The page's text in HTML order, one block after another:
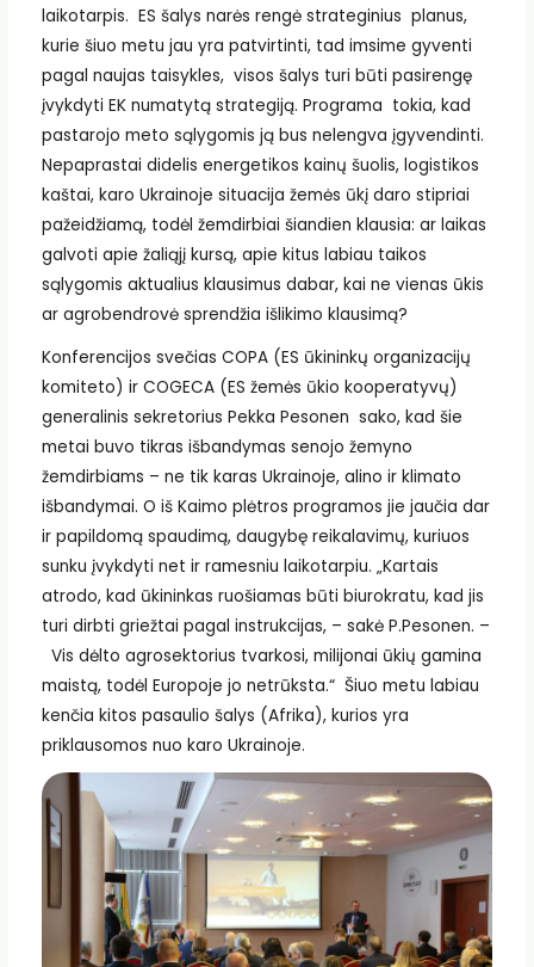
laikotarpis. ES šalys narės rengė strateginius planus,
kurie šiuo metu jau yra patvirtinti, tad imsime gyventi
pagal naujas taisykles, visos šalys turi būti pasirengę
įvykdyti EK numatytą strategiją. Programa tokia, kad
pastarojo meto sąlygomis ją bus nelengva įgyvendinti.
Nepaprastai didelis energetikos kainų šuolis, logistikos
kaštai, karo Ukrainoje situacija žemės ūkį daro stipriai
pažeidžiamą, todėl žemdirbiai šiandien klausia: ar laikas
galvoti apie žaliąjį kursą, apie kitus labiau taikos
sąlygomis aktualius klausimus dabar, kai ne vienas ūkis
ar agrobendrovė sprendžia išlikimo klausimą?
Konferencijos svečias COPA (ES ūkininkų organizacijų
komiteto) ir COGECA (ES žemės ūkio kooperatyvų)
generalinis sekretorius Pekka Pesonen sako, kad šie
metai buvo tikras išbandymas senojo žemyno
žemdirbiams – ne tik karas Ukrainoje, alino ir klimato
išbandymai. O iš Kaimo plėtros programos jie jaučia dar
ir papildomą spaudimą, daugybę reikalavimų, kuriuos
sunku įvykdyti net ir ramesniu laikotarpiu. „Kartais
atrodo, kad ūkininkas ruošiamas būti biurokratu, kad jis
turi dirbti griežtai pagal instrukcijas, – sakė P.Pesonen. –
Vis dėlto agrosektorius tvarkosi, milijonai ūkių gamina
maistą, todėl Europoje jo netrūksta.“ Šiuo metu labiau
kenčia kitos pasaulio šalys (Afrika), kurios yra
priklausomos nuo karo Ukrainoje.